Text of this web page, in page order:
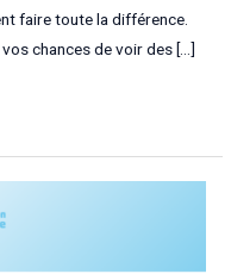
faire toute la différence.
chances de voir des […]